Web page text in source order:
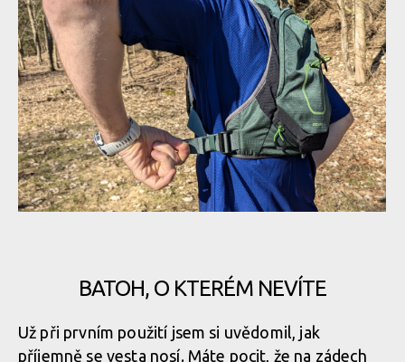
Osprey Escapist Velocity 6
Osprey Escapist Velocity 6
Osprey Escapist Velocity 6
Osprey Escapist Velocity 6
Osprey Escapist Velocity 6
Osprey Escapist Velocity 6
Osprey Escapist Velocity 6
Osprey Escapist Velocity 6
BATOH, O KTERÉM NEVÍTE
Už při prvním použití jsem si uvědomil, jak
příjemně se vesta nosí. Máte pocit, že na zádech